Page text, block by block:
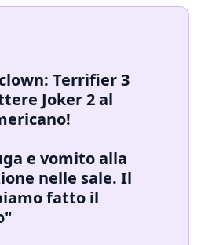
Terrifier 3
Joker 2 al
e vomito alla
nelle sale. Il
fatto il